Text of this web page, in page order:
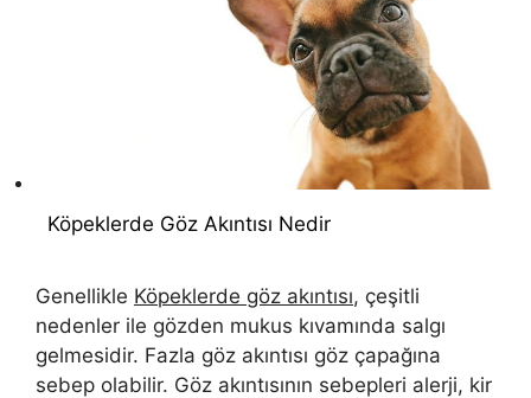
Köpeklerde Göz Akıntısı Nedir
Genellikle Köpeklerde göz akıntısı, çeşitli
nedenler ile gözden mukus kıvamında salgı
gelmesidir. Fazla göz akıntısı göz çapağına
sebep olabilir. Göz akıntısının sebepleri alerji, kir